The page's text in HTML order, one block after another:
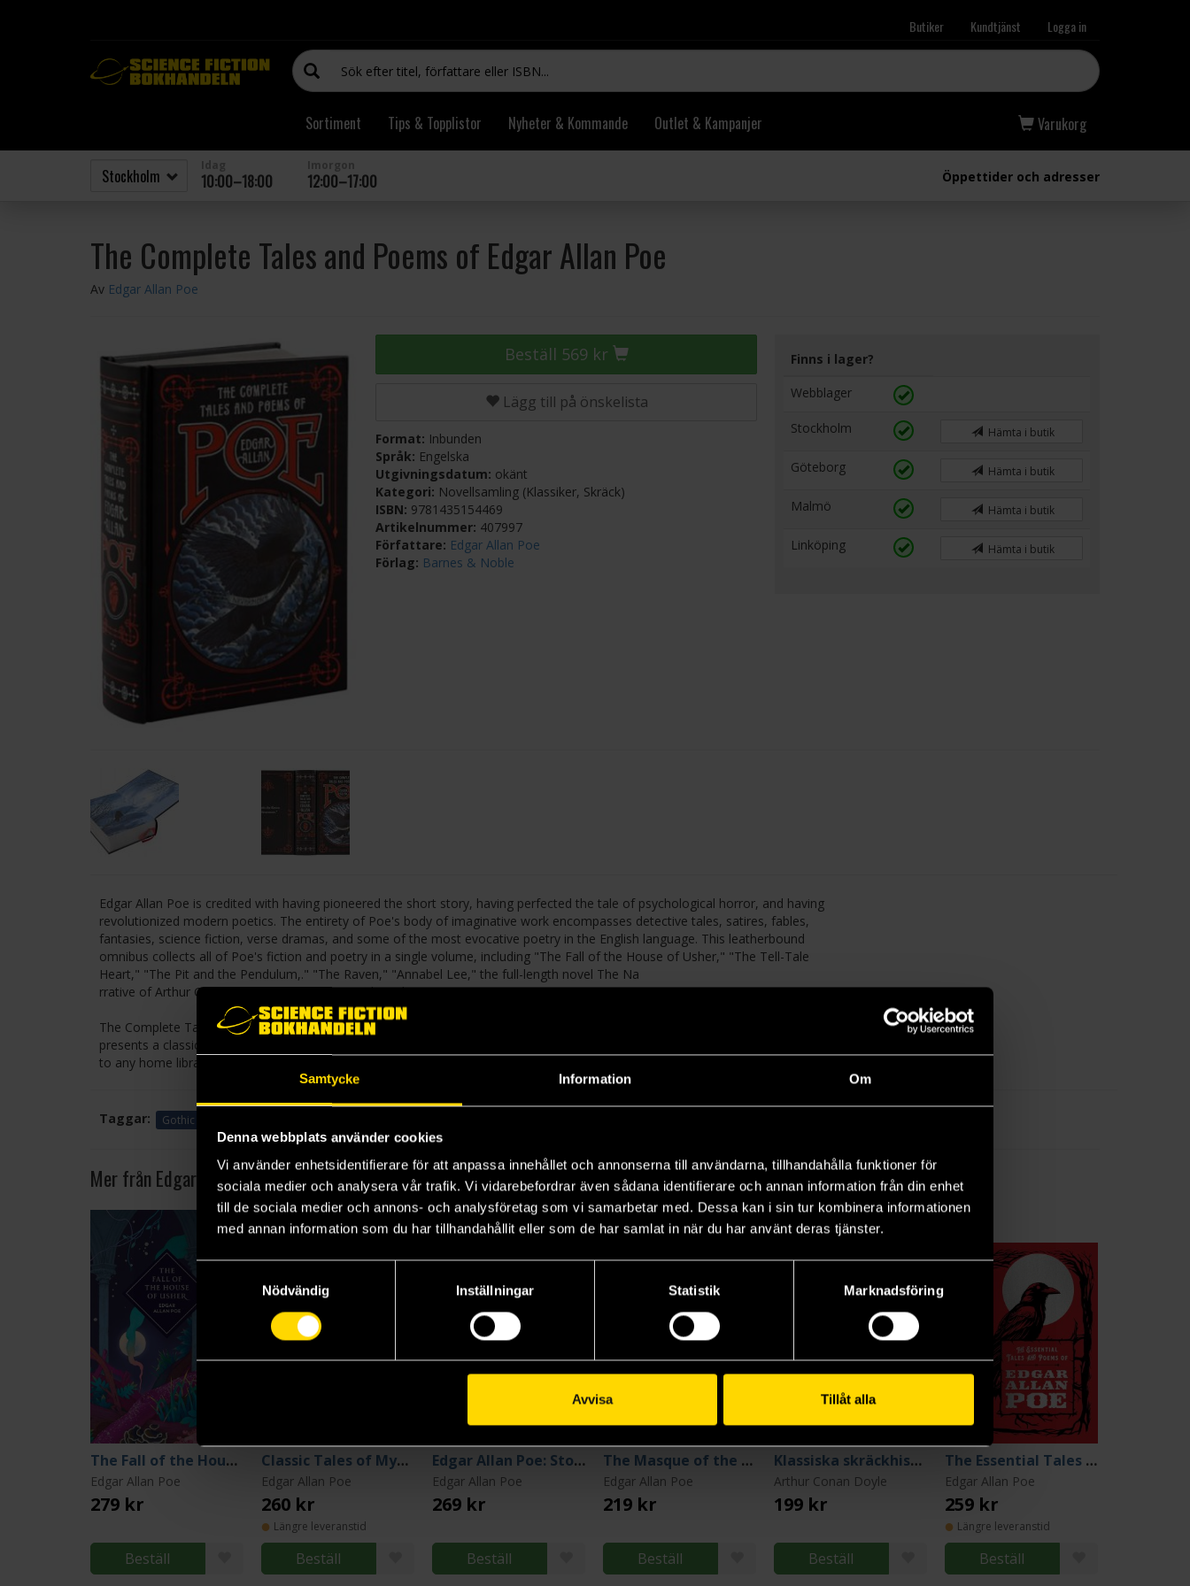
Samtycke Information Om
Denna webbplats använder cookies
Vi använder enhetsidentifierare för att anpassa innehållet och annonserna till användarna, tillhandahålla funktioner för
sociala medier och analysera vår trafik. Vi vidarebefordrar även sådana identifierare och annan information från din enhet
till de sociala medier och annons- och analysföretag som vi samarbetar med. Dessa kan i sin tur kombinera informationen
med annan information som du har tillhandahållit eller som de har samlat in när du har använt deras tjänster.
Nödvändig
Inställningar Statistik Marknadsföring
Avvisa Tillåt alla
Butiker Kundtjänst Logga in
Sortiment Tips & Topplistor Nyheter & Kommande Outlet & Kampanjer Varukorg
10:00–18:00 12:00–17:00 Öppettider och adresser
The Complete Tales and Poems of Edgar Allan Poe
Av Edgar Allan Poe
Beställ 569 kr
Lägg till på önskelista
Format: Inbunden
Språk: Engelska
Utgivningsdatum: okänt
Kategori: Novellsamling (Klassiker, Skräck)
ISBN: 9781435154469
Artikelnummer: 407997
Författare: Edgar Allan Poe
Förlag: Barnes & Noble
Finns i lager?
Webblager
Stockholm Hämta i butik
Göteborg Hämta i butik
Malmö Hämta i butik
Linköping Hämta i butik
Edgar Allan Poe is credited with having pioneered the short story, having perfected the tale of psychological horror, and having
revolutionized modern poetics. The entirety of Poe's body of imaginative work encompasses detective tales, satires, fables,
fantasies, science fiction, verse dramas, and some of the most evocative poetry in the English language. This leatherbound
omnibus collects all of Poe's fiction and poetry in a single volume, including "The Fall of the House of Usher," "The Tell-Tale
Heart," "The Pit and the Pendulum,." "The Raven," "Annabel Lee," the full-length novel The Na
rrative of Arthur Gordon Pym of Nantucket, and much more.
The Complete Tales and Poems of Edgar Allan Poe is part of Barnes & Noble's Collectible Editions series. Each title in the series
presents a classic work in an attractively designed edition bound in genuine bonded leather. These books make elegant additions
to any home library.
Taggar: Gothic
Mer från Edgar Allan Poe
The Fall of the House of Usher and Other Stories
Edgar Allan Poe
279 kr
Beställ
Classic Tales of Mystery
Edgar Allan Poe
260 kr
Längre leveranstid
Beställ
Edgar Allan Poe: Stories and Poems
Edgar Allan Poe
269 kr
Beställ
The Masque of the Red Death (Penguin Clothbound Classics)
Edgar Allan Poe
219 kr
Beställ
Klassiska skräckhistorier
Arthur Conan Doyle
199 kr
Beställ
The Essential Tales and Poems of Edgar Allan Poe
Edgar Allan Poe
259 kr
Längre leveranstid
Beställ